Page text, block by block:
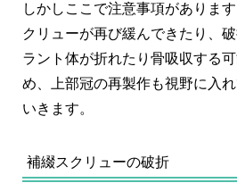
しかしここで注意事項がありま
クリューが再び緩んできたり、
ラント体が折れたり骨吸収する
め、上部冠の再製作も視野に入
いきます。
補綴スクリューの破折